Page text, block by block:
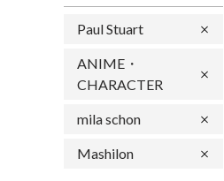
Paul Stuart
ANIME・
CHARACTER
mila schon
Mashilon